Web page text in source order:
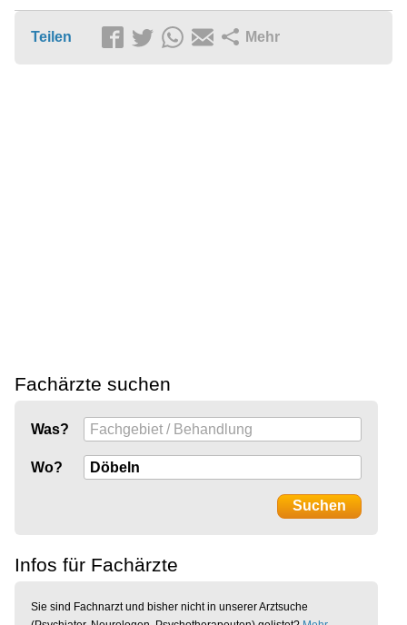
Teilen Mehr
Fachärzte suchen
Was?
Wo?
Infos für Fachärzte
Sie sind Fachnarzt und bisher nicht in unserer Arztsuche